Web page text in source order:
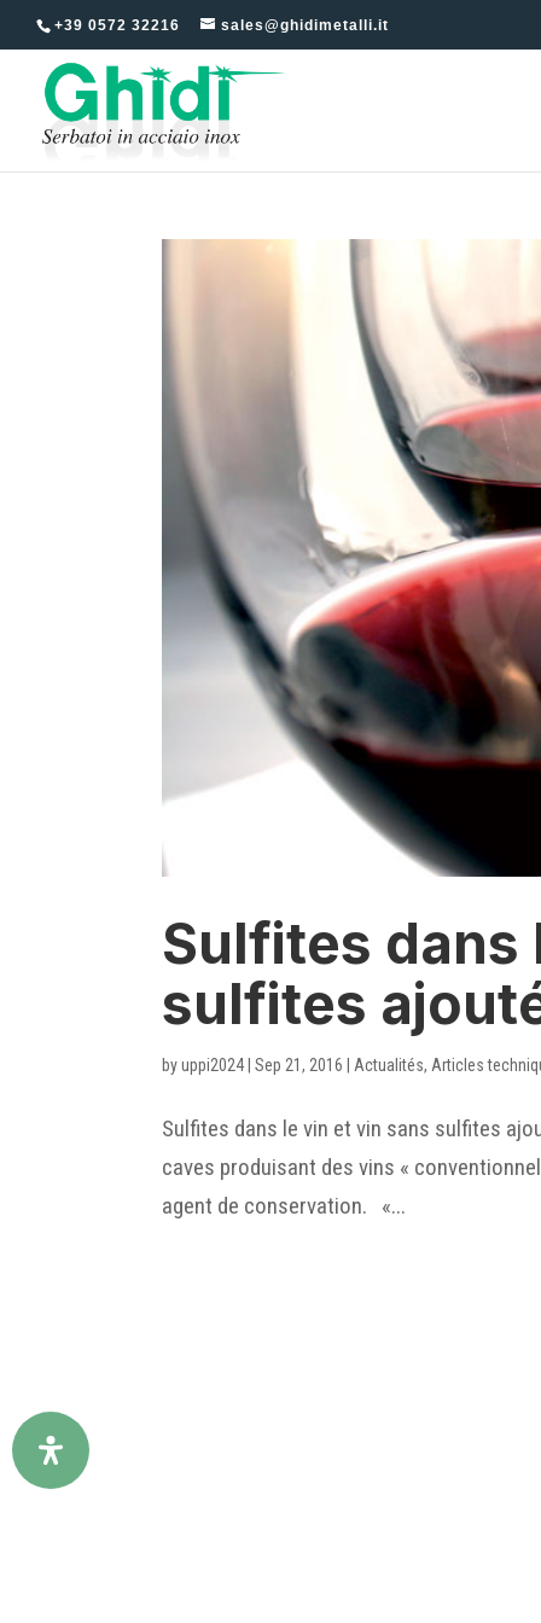
+39 0572 32216 sales@ghidimetalli.it
Sulfites dans
sulfites
byuppi2024 |Sep 21, 2016 Actualités, Articles
Sulfites dans le vin et vin sans sulfites
caves produisant des vins «
agent de conservation. «...